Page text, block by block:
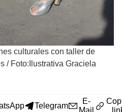
culturales con taller de
/ Foto:Ilustrativa Graciela
Telegram
E-